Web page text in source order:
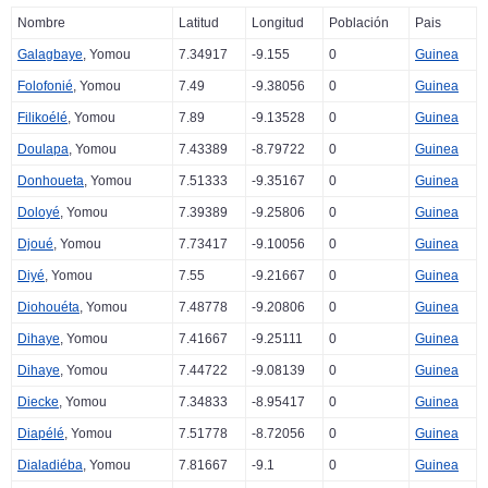
Nombre Latitud Longitud Población Pais
Galagbaye, Yomou 7.34917 -9.155 0 Guinea
Folofonié, Yomou 7.49 -9.38056 0 Guinea
Filikoélé, Yomou 7.89 -9.13528 0 Guinea
Doulapa, Yomou 7.43389 -8.79722 0 Guinea
Donhoueta, Yomou 7.51333 -9.35167 0 Guinea
Doloyé, Yomou 7.39389 -9.25806 0 Guinea
Djoué, Yomou 7.73417 -9.10056 0 Guinea
Diyé, Yomou 7.55 -9.21667 0 Guinea
Diohouéta, Yomou 7.48778 -9.20806 0 Guinea
Dihaye, Yomou 7.41667 -9.25111 0 Guinea
Dihaye, Yomou 7.44722 -9.08139 0 Guinea
Diecke, Yomou 7.34833 -8.95417 0 Guinea
Diapélé, Yomou 7.51778 -8.72056 0 Guinea
Dialadiéba, Yomou 7.81667 -9.1 0 Guinea